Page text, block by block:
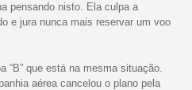
pensando nisto. Ela culpa a
e jura nunca mais reservar um voo
“B” que está na mesma situação.
aérea cancelou o plano pela